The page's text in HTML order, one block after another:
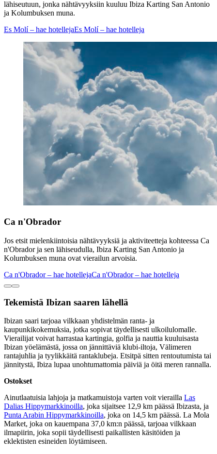
lähiseutuun, jonka nähtävyyksiin kuuluu Ibiza Karting San Antonio
ja Kolumbuksen muna.
Es Molí – hae hotellejaEs Molí – hae hotelleja
Ca n'Obrador
Jos etsit mielenkiintoisia nähtävyyksiä ja aktiviteetteja kohteessa Ca
n'Obrador ja sen lähiseudulla, Ibiza Karting San Antonio ja
Kolumbuksen muna ovat vierailun arvoisia.
Ca n'Obrador – hae hotellejaCa n'Obrador – hae hotelleja
Tekemistä Ibizan saaren lähellä
Ibizan saari tarjoaa vilkkaan yhdistelmän ranta- ja
kaupunkikokemuksia, jotka sopivat täydellisesti ulkoilulomalle.
Vierailijat voivat harrastaa kartingia, golfia ja nauttia kuuluisasta
Ibizan yöelämästä, jossa on jännittäviä klubi-iltoja, Välimeren
rantajuhlia ja tyylikkäitä rantaklubeja. Etsitpä sitten rentoutumista tai
jännitystä, Ibiza lupaa unohtumattomia päiviä ja öitä meren rannalla.
Ostokset
Ainutlaatuisia lahjoja ja matkamuistoja varten voit vierailla Las
Dalias Hippymarkkinoilla, joka sijaitsee 12,9 km päässä Ibizasta, ja
Punta Arabin Hippymarkkinoilla, joka on 14,5 km päässä. La Mola
Market, joka on kauempana 37,0 km:n päässä, tarjoaa vilkkaan
ilmapiirin, joka sopii täydellisesti paikallisten käsitöiden ja
eklektisten esineiden löytämiseen.